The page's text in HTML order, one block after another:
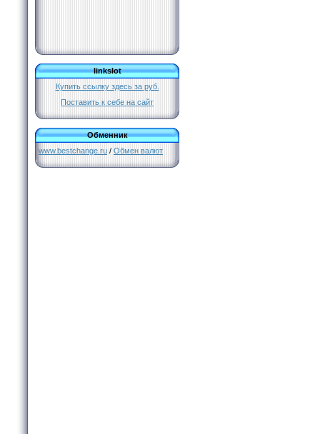
linkslot
Купить ссылку здесь за руб.
Поставить к себе на сайт
Обменник
www.bestchange.ru / Обмен валют